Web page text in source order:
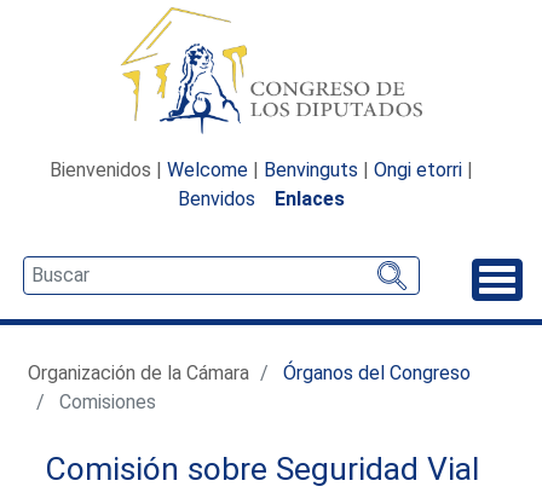
Bienvenidos | Welcome | Benvinguts | Ongi etorri |
Benvidos
Enlaces
Organización de la Cámara
Órganos del Congreso
Comisiones
Comisión sobre Seguridad Vial